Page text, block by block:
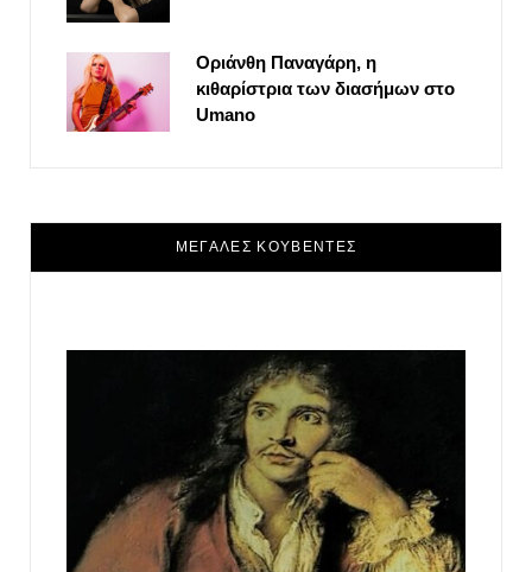
Οριάνθη Παναγάρη, η
κιθαρίστρια των διασήμων στο
Umano
ΜΕΓΑΛΕΣ ΚΟΥΒΕΝΤΕΣ